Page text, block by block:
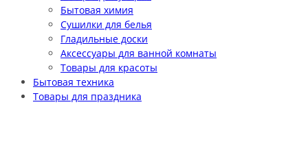
Бытовая химия
Сушилки для белья
Гладильные доски
Аксессуары для ванной комнаты
Товары для красоты
Бытовая техника
Товары для праздника